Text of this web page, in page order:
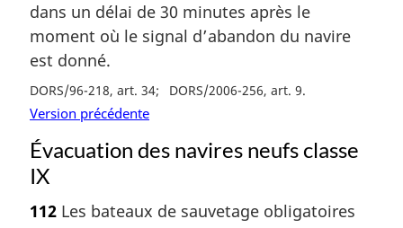
dans un délai de 30 minutes après le
moment où le signal d’abandon du navire
est donné.
DORS/96-218, art. 34 DORS/2006-256, art. 9
Version précédente
Évacuation des navires neufs classe
IX
112 Les bateaux de sauvetage obligatoires